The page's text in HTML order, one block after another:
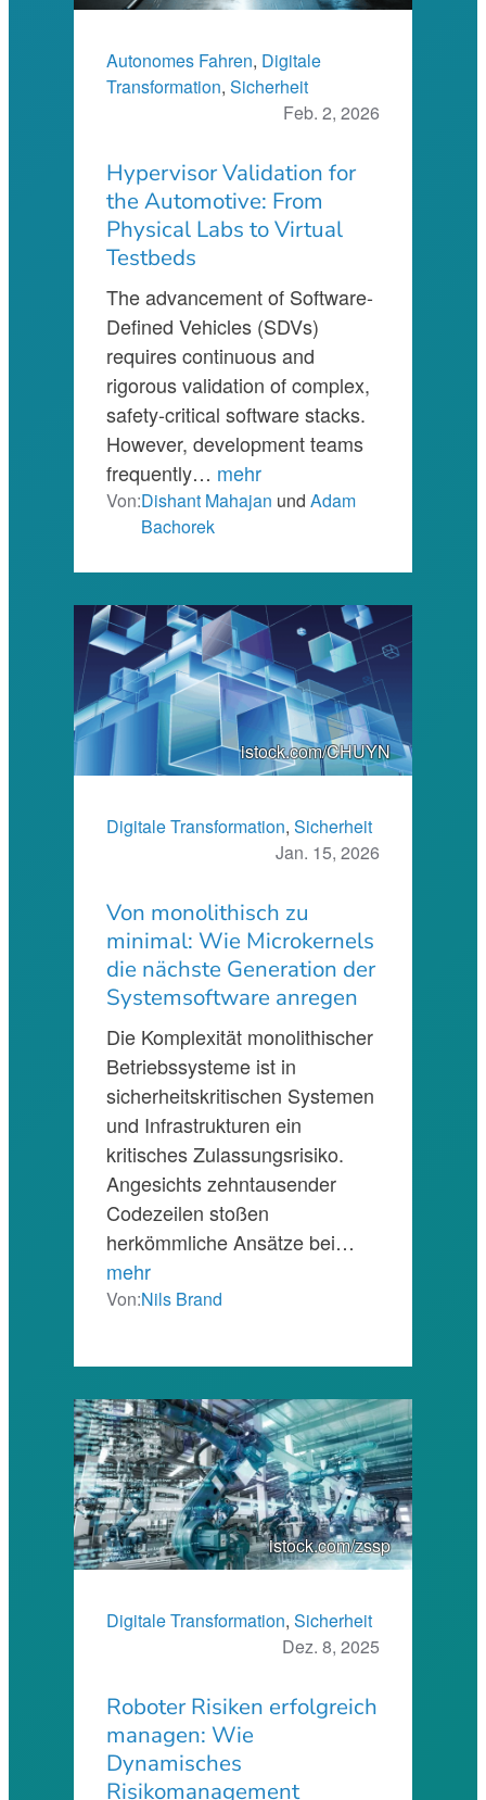
Autonomes Fahren, Digitale
Transformation, Sicherheit
Feb. 2, 2026
Hypervisor Validation for
the Automotive: From
Physical Labs to Virtual
Testbeds
The advancement of Software-
Defined Vehicles (SDVs)
requires continuous and
rigorous validation of complex,
safety-critical software stacks.
However, development teams
frequently… mehr
Von:Dishant Mahajan und Adam
Bachorek
istock.com/CHUYN
Digitale Transformation, Sicherheit
Jan. 15, 2026
Von monolithisch zu
minimal: Wie Microkernels
die nächste Generation der
Systemsoftware anregen
Die Komplexität monolithischer
Betriebssysteme ist in
sicherheitskritischen Systemen
und Infrastrukturen ein
kritisches Zulassungsrisiko.
Angesichts zehntausender
Codezeilen stoßen
herkömmliche Ansätze bei…
mehr
Von:Nils Brand
istock.com/zssp
Digitale Transformation, Sicherheit
Dez. 8, 2025
Roboter Risiken erfolgreich
managen: Wie
Dynamisches
Risikomanagement